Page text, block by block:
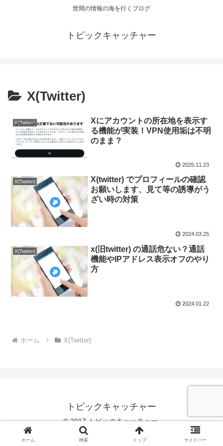
世間の情報の海を行くブログ
トピックキャッチャー
X(Twitter)
X(Twitter)
Xにアカウントの所在地を表示す
る機能が実装！VPN使用垢は不明
のまま？
2025.11.23
X(Twitter)
X(twitter) でプロフィールの確認
お願いします、見て等の誘導がう
ざい時の対策
2024.03.25
X(Twitter)
x(旧twitter) の通話危ない？通話
機能やIPアドレス表示オフのやり
方
2024.01.22
ホーム X(Twitter)
トピックキャッチャー
© 2017 トピックキャッチャー.
ホーム 検索 トップ サイドバー